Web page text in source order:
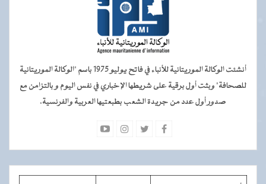
أنشئت الوكالة الموريتانية للأنباء في فاتح يوليو 1975 باسم "الوكالة الموريتانية
للصحافة" وبثت أول برقية على شريطها الإخباري في نفس اليوم و بالتزامن مع
صدور أول عدد من جريدة الشعب بطبعتيها العربية والفرنسية.